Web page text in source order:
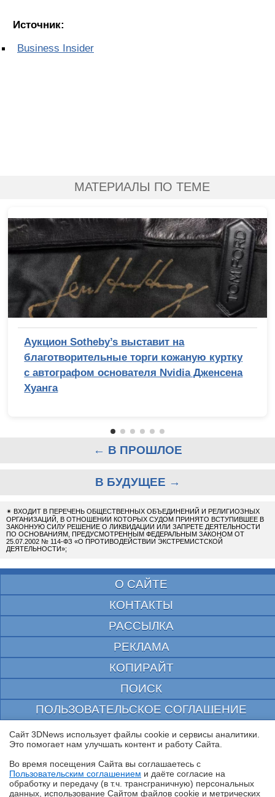
Источник:
Business Insider
МАТЕРИАЛЫ ПО ТЕМЕ
Аукцион Sotheby’s выставит на
благотворительные торги кожаную куртку
с автографом основателя Nvidia Дженсена
Хуанга
← В ПРОШЛОЕ
В БУДУЩЕЕ →
✴ ВХОДИТ В ПЕРЕЧЕНЬ ОБЩЕСТВЕННЫХ ОБЪЕДИНЕНИЙ И РЕЛИГИОЗНЫХ
ОРГАНИЗАЦИЙ, В ОТНОШЕНИИ КОТОРЫХ СУДОМ ПРИНЯТО ВСТУПИВШЕЕ В
ЗАКОННУЮ СИЛУ РЕШЕНИЕ О ЛИКВИДАЦИИ ИЛИ ЗАПРЕТЕ ДЕЯТЕЛЬНОСТИ
ПО ОСНОВАНИЯМ, ПРЕДУСМОТРЕННЫМ ФЕДЕРАЛЬНЫМ ЗАКОНОМ ОТ
25.07.2002 № 114-ФЗ «О ПРОТИВОДЕЙСТВИИ ЭКСТРЕМИСТСКОЙ
ДЕЯТЕЛЬНОСТИ»;
О САЙТЕ
КОНТАКТЫ
РАССЫЛКА
РЕКЛАМА
КОПИРАЙТ
ПОИСК
ПОЛЬЗОВАТЕЛЬСКОЕ СОГЛАШЕНИЕ
ЗАЩИЩЕНО CURATOR
© 1997—2026 Электронное периодическое издание "3ДНьюс" | Свидетельство о
выдано Федеральной Службой по надзору за соблюдением законодательства в сфере
массовых коммуникаций и охране культурного наследия
При цитировании документа ссылка на сайт с указанием автора обязательна. Полное
заимствование документа является нарушением
Сайт 3DNews использует файлы cookie и сервисы аналитики.
Это помогает нам улучшать контент и работу Cайта.
Во время посещения Cайта вы соглашаетесь с
Пользовательским соглашением и даёте согласие на
обработку и передачу (в т.ч. трансграничную) персональных
данных, использование Cайтом файлов cookie и метрических